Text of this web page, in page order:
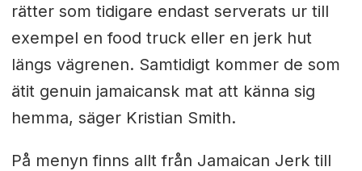
rätter som tidigare endast serverats ur till
exempel en food truck eller en jerk hut
längs vägrenen. Samtidigt kommer de som
ätit genuin jamaicansk mat att känna sig
hemma, säger Kristian Smith.
På menyn finns allt från Jamaican Jerk till